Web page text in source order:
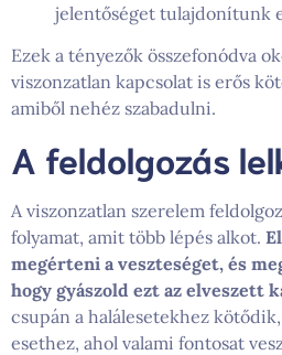
jelentőséget tulajdonítunk
Ezek a tényezők összefonódva
viszonzatlan kapcsolat is erős
amiből nehéz szabadulni.
A feldolgozás
A viszonzatlan szerelem
folyamat, amit több lépés alkot.
megérteni a veszteséget, és
hogy gyászold ezt az elveszett
csupán a halálesetekhez
esethez, ahol valami fontosat